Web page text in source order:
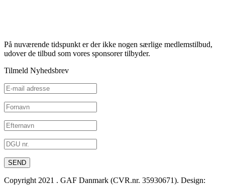
På nuværende tidspunkt er der ikke nogen særlige medlemstilbud,
udover de tilbud som vores sponsorer tilbyder.
Tilmeld Nyhedsbrev
Copyright 2021 . GAF Danmark (CVR.nr. 35930671). Design: